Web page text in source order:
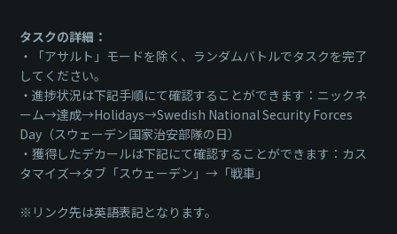
タスクの詳細：
・「アサルト」モードを除く、ランダムバトルでタスクを完了
してください。
・進捗状況は下記手順にて確認することができます：ニックネ
ーム→達成→Holidays→Swedish National Security Forces
Day（スウェーデン国家治安部隊の日）
・獲得したデカールは下記にて確認することができます：カス
タマイズ→タブ「スウェーデン」→「戦車」
※リンク先は英語表記となります。